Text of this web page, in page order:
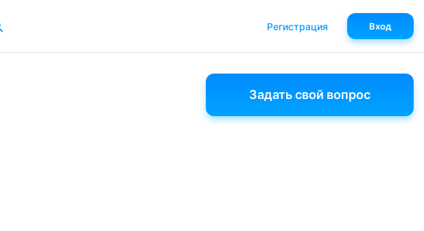
Задать свой вопрос
Регистрация Вход